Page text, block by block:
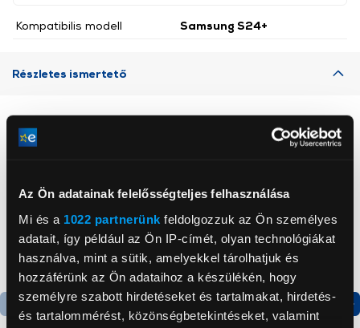
Az Ön adatainak felelősségteljes felhasználása
Mi és a 1022 partnerünk feldolgozzuk az Ön személyes
adatait, így például az Ön IP-címét, olyan technológiákat
használva, mint a sütik, amelyekkel tárolhatjuk és
hozzáférünk az Ön adataihoz a készülékén, hogy
személyre szabott hirdetéseket és tartalmakat, hirdetés-
és tartalommérést, közönségbetekintéseket, valamint
Kompatibilis modell Samsung S24+
Részletes ismertető
Termék adatlap Termék adatlap